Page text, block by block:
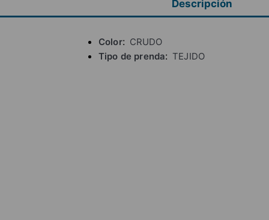
Descripción
Color
CRUDO
Tipo de prenda
TEJIDO